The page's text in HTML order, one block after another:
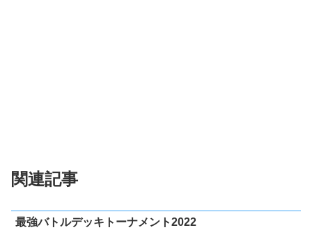
関連記事
最強バトルデッキトーナメント2022